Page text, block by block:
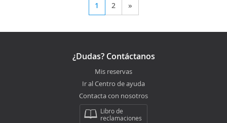
1 2 »
¿Dudas? Contáctanos
Mis reservas
Ir al Centro de ayuda
Contacta con nosotros
Libro de
reclamaciones